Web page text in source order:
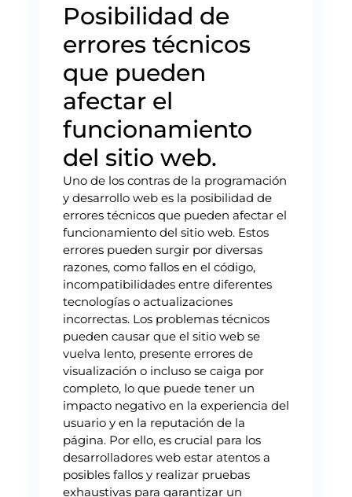
Posibilidad de
errores técnicos
que pueden
afectar el
funcionamiento
del sitio web.
Uno de los contras de la programación
y desarrollo web es la posibilidad de
errores técnicos que pueden afectar el
funcionamiento del sitio web. Estos
errores pueden surgir por diversas
razones, como fallos en el código,
incompatibilidades entre diferentes
tecnologías o actualizaciones
incorrectas. Los problemas técnicos
pueden causar que el sitio web se
vuelva lento, presente errores de
visualización o incluso se caiga por
completo, lo que puede tener un
impacto negativo en la experiencia del
usuario y en la reputación de la
página. Por ello, es crucial para los
desarrolladores web estar atentos a
posibles fallos y realizar pruebas
exhaustivas para garantizar un